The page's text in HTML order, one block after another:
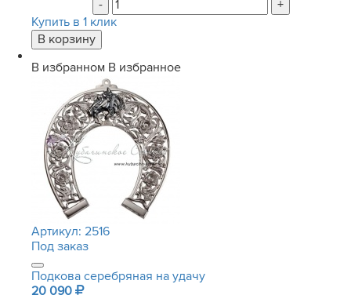
-
+
Купить в 1 клик
В избранном В избранное
Артикул: 2516
Под заказ
Подкова серебряная на удачу
20 090